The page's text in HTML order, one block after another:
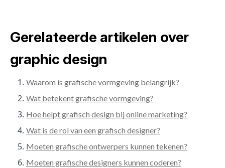
Gerelateerde artikelen over
graphic design
Waarom is grafische vormgeving belangrijk?
Wat betekent grafische vormgeving?
Hoe helpt grafisch design bij online marketing?
Wat is de rol van een grafisch designer?
Moeten grafische ontwerpers kunnen tekenen?
Moeten grafische designers kunnen coderen?